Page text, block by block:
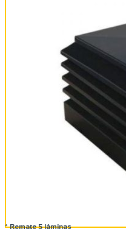
* Remate 5 lâminas